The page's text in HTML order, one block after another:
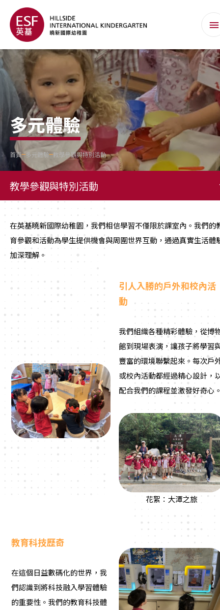
多元體驗
首頁 多元體驗 教學參觀與特別活動
教學參觀與特別活動
在英基曉新國際幼稚園，我們相信學習不僅限於課室內。我們的
育參觀和活動為學生提供機會與周圍世界互動，通過真實生活體
加深理解。
引人入勝的戶外和校內活
動
我們組織各種精彩體驗，從博
館到現場表演，讓孩子將學習
豐富的環境聯繫起來。每次戶
或校內活動都經過精心設計，
配合我們的課程並激發好奇心
花絮：大潭之旅
教育科技歷奇
在這個日益數碼化的世界，我
們認識到將科技融入學習體驗
的重要性。我們的教育科技體